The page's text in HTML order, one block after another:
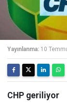
Yayınlanma: 10
CHP geriliyor